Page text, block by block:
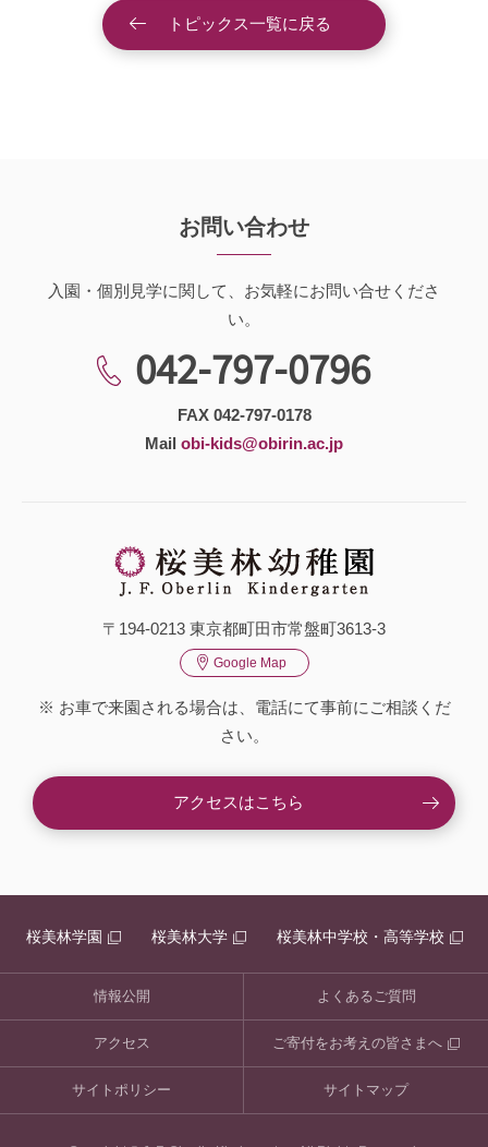
トピックス一覧に戻る
お問い合わせ
入園・個別見学に関して、お気軽にお問い合せくださ
い。
042-797-0796
FAX 042-797-0178
Mail obi-kids@obirin.ac.jp
〒194-0213 東京都町田市常盤町3613-3
Google Map
※ お車で来園される場合は、電話にて事前にご相談くだ
さい。
アクセスはこちら
桜美林学園 桜美林大学 桜美林中学校・高等学校
情報公開 よくあるご質問
アクセス ご寄付をお考えの皆さまへ
サイトポリシー サイトマップ